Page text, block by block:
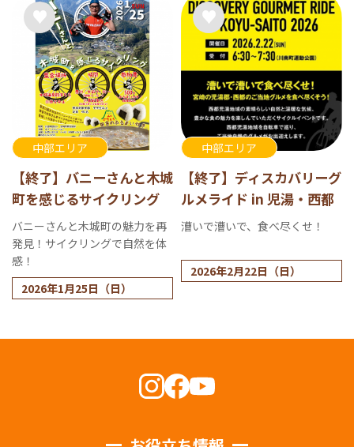
中部エリア
【終了】バニーさんと木城
町を感じるサイクリング
バニーさんと木城町の魅力を再
発見！サイクリングで自然を体
感！
2026年1月25日（日）
中部エリア
【終了】ディスカバリーグ
ルメライド in 児湯・西都
漕いで漕いで、食べ尽くせ！
2026年2月22日（日）